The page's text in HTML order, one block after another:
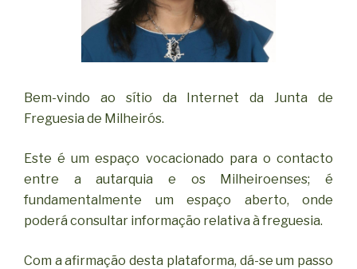
Bem-vindo ao sítio da Internet da Junta de
Freguesia de Milheirós.
Este é um espaço vocacionado para o contacto
entre a autarquia e os Milheiroenses; é
fundamentalmente um espaço aberto, onde
poderá consultar informação relativa à freguesia.
Com a afirmação desta plataforma, dá-se um passo